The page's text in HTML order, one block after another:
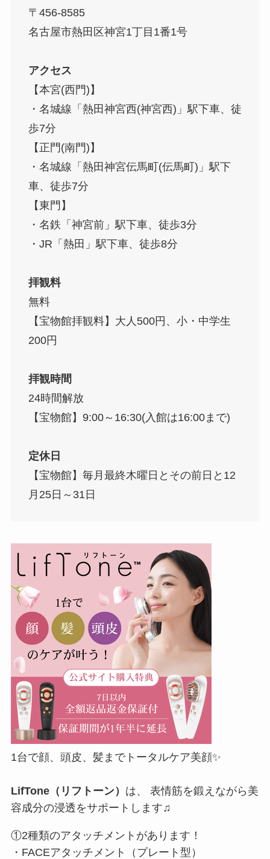
〒456-8585
名古屋市熱田区神宮1丁目1番1号
アクセス
【本宮(西門)】
・名城線「熱田神宮西(神宮西)」駅下車、徒
歩7分
【正門(南門)】
・名城線「熱田神宮伝馬町(伝馬町)」駅下
車、徒歩7分
【東門】
・名鉄「神宮前」駅下車、徒歩3分
・JR「熱田」駅下車、徒歩8分
拝観料
無料
【宝物館拝観料】大人500円、小・中学生
200円
拝観時間
24時間解放
【宝物館】9:00～16:30(入館は16:00まで)
定休日
【宝物館】毎月最終木曜日とその前日と12
月25日～31日
1台で顔、頭皮、髪までトータルケア美顔✨
LifTone（リフトーン） は、 表情筋を鍛えながら美
容成分の浸透をサポートします♫
①2種類のアタッチメントがあります！
・FACEアタッチメント（プレート型）